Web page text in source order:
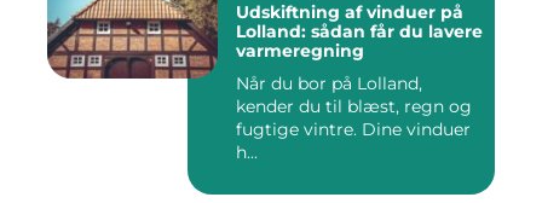
Udskiftning af vinduer på
Lolland: sådan får du lavere
varmeregning
Når du bor på Lolland,
kender du til blæst, regn og
fugtige vintre. Dine vinduer
h...